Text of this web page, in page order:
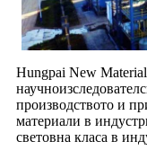
Hungpai New
производството и
материали в
световна класа в